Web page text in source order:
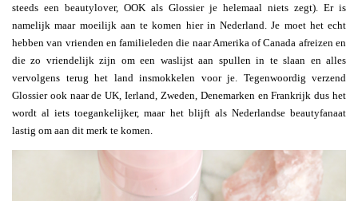
steeds een beautylover, OOK als Glossier je helemaal niets zegt). Er is
namelijk maar moeilijk aan te komen hier in Nederland. Je moet het echt
hebben van vrienden en familieleden die naar Amerika of Canada afreizen en
die zo vriendelijk zijn om een waslijst aan spullen in te slaan en alles
vervolgens terug het land insmokkelen voor je. Tegenwoordig verzend
Glossier ook naar de UK, Ierland, Zweden, Denemarken en Frankrijk dus het
wordt al iets toegankelijker, maar het blijft als Nederlandse beautyfanaat
lastig om aan dit merk te komen.